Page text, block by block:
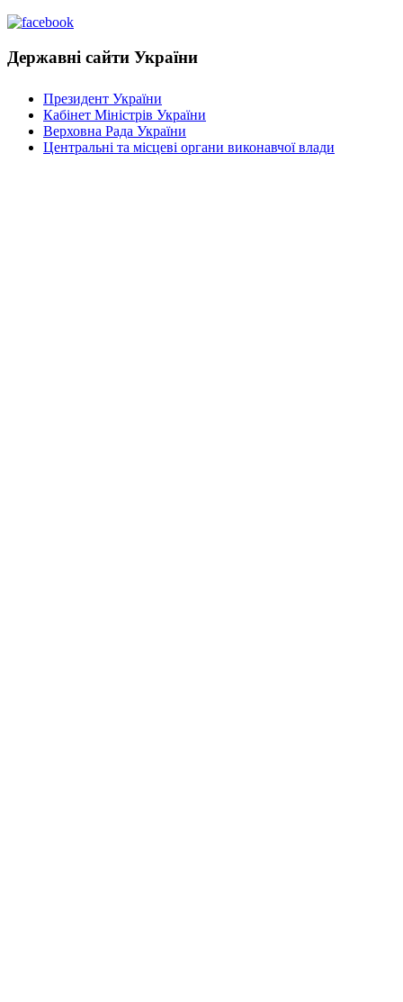
Державні сайти України
Президент України
Кабінет Міністрів України
Верховна Рада України
Центральні та місцеві органи виконавчої влади